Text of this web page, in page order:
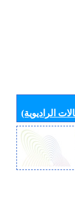
الراديوية)